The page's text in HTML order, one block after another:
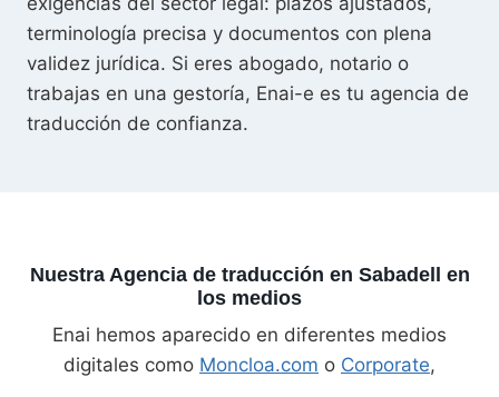
terminología precisa y documentos con plena
validez jurídica. Si eres abogado, notario o
trabajas en una gestoría, Enai-e es tu agencia de
traducción de confianza.
Nuestra Agencia de traducción en Sabadell en
los medios
Enai hemos aparecido en diferentes medios
digitales como Moncloa.com o Corporate,